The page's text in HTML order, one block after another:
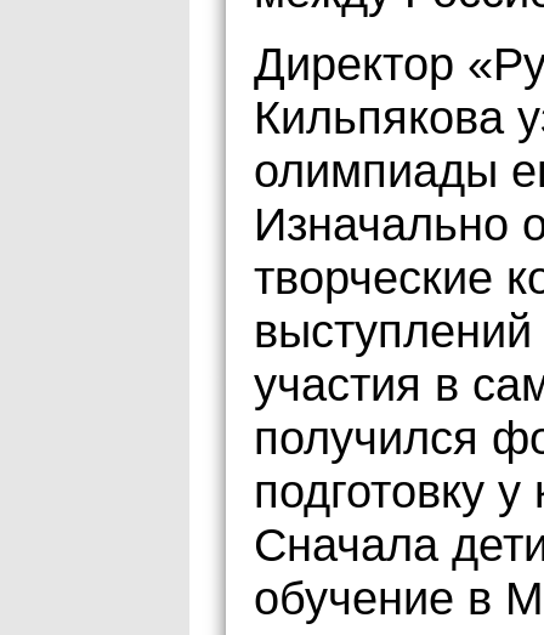
Директор
Кильпякова
олимпиады
Изначально
творческие
участия в
получился
подготовку
Сначала
обучение в